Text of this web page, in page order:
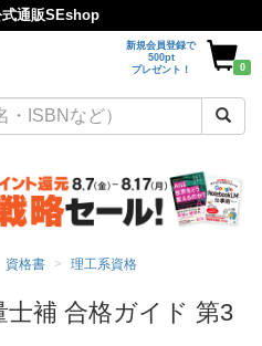
通販SEshop
新規会員登録で
500pt
プレゼント！
0
資格書 理工系資格
士補 合格ガイド 第3